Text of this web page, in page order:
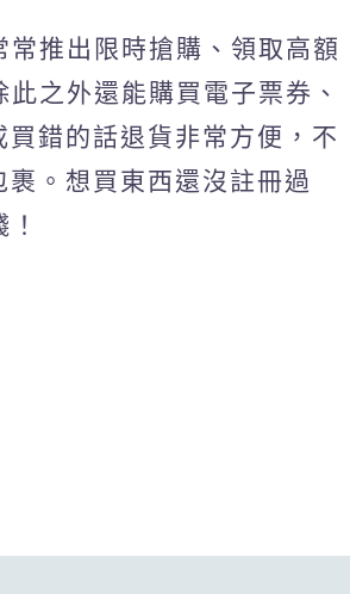
推出限時搶購、領取高額
之外還能購買電子票券、
錯的話退貨非常方便，不
。想買東西還沒註冊過